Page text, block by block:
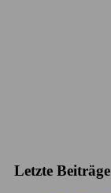
Letzte Beiträge